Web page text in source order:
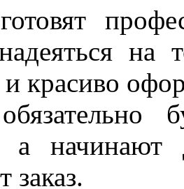
на
и красиво
а начинают
заказ.